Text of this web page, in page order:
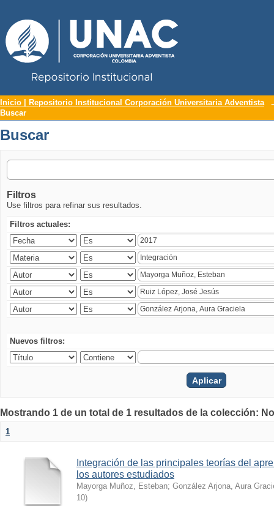
Buscar
Inicio | Repositorio Institucional Corporación Universitaria Adventista
Buscar
Buscar
Filtros
Use filtros para refinar sus resultados.
Filtros actuales:
Nuevos filtros:
Mostrando 1 de un total de 1 resultados de la colección:
1
Integración de las principales teorías del
los autores estudiados
Mayorga Muñoz, Esteban; González Arjona, Aura
10)